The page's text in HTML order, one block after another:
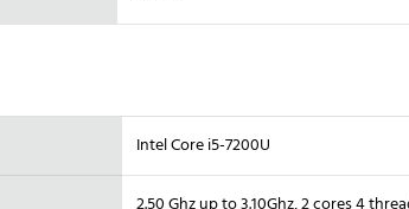
Intel Core i5-7200U